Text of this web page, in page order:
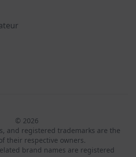
© 2026
and registered trademarks are the
their respective owners.
brand names are registered